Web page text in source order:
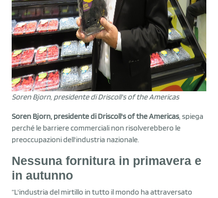
Soren Bjorn, presidente di Driscoll's of the Americas
Soren Bjorn, presidente di Driscoll's of the Americas, spiega
perché le barriere commerciali non risolverebbero le
preoccupazioni dell'industria nazionale.
Nessuna fornitura in primavera e
in autunno
“L'industria del mirtillo in tutto il mondo ha attraversato